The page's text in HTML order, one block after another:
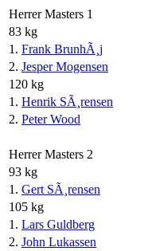
Herrer Masters 1
83 kg
1. Frank BrunhÃ¸j
2. Jesper Mogensen
120 kg
1. Henrik SÃ¸rensen
2. Peter Wood
Herrer Masters 2
93 kg
1. Gert SÃ¸rensen
105 kg
1. Lars Guldberg
2. John Lukassen